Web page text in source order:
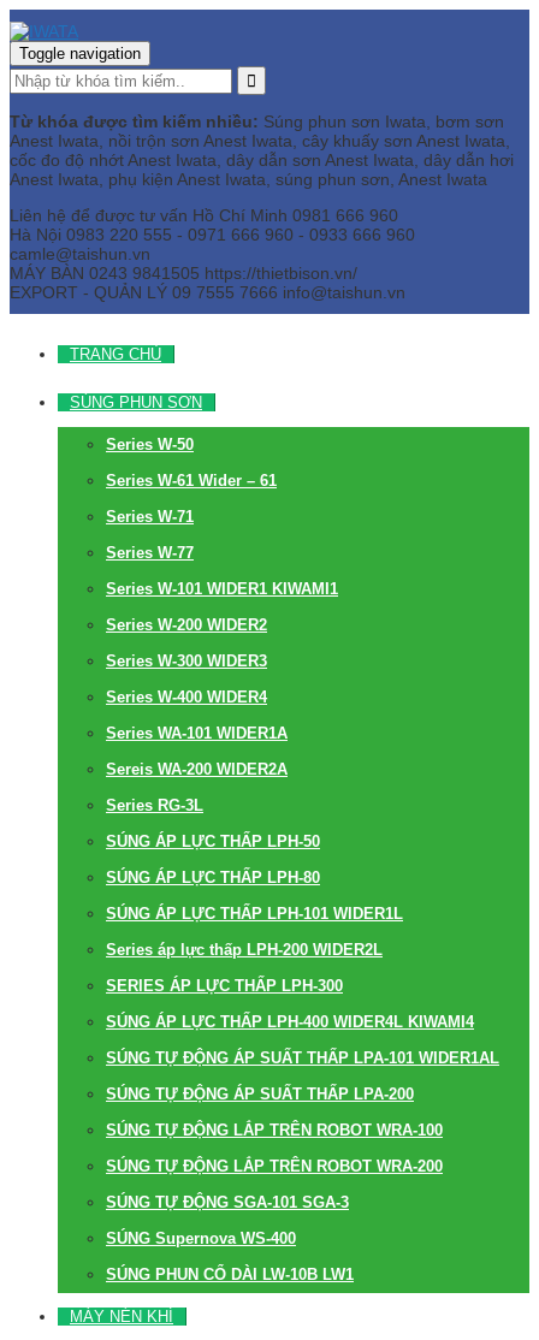
Toggle navigation
Từ khóa được tìm kiếm nhiều: Súng phun sơn Iwata, bơm sơn
Anest Iwata, nồi trộn sơn Anest Iwata, cây khuấy sơn Anest Iwata,
cốc đo độ nhớt Anest Iwata, dây dẫn sơn Anest Iwata, dây dẫn hơi
Anest Iwata, phụ kiện Anest Iwata, súng phun sơn, Anest Iwata
Liên hệ để được tư vấn Hồ Chí Minh 0981 666 960
Hà Nội 0983 220 555 - 0971 666 960 - 0933 666 960
camle@taishun.vn
MÁY BÀN 0243 9841505 https://thietbison.vn/
EXPORT - QUẢN LÝ 09 7555 7666 info@taishun.vn
TRANG CHỦ
SÚNG PHUN SƠN
Series W-50
Series W-61 Wider – 61
Series W-71
Series W-77
Series W-101 WIDER1 KIWAMI1
Series W-200 WIDER2
Series W-300 WIDER3
Series W-400 WIDER4
Series WA-101 WIDER1A
Sereis WA-200 WIDER2A
Series RG-3L
SÚNG ÁP LỰC THẤP LPH-50
SÚNG ÁP LỰC THẤP LPH-80
SÚNG ÁP LỰC THẤP LPH-101 WIDER1L
Series áp lực thấp LPH-200 WIDER2L
SERIES ÁP LỰC THẤP LPH-300
SÚNG ÁP LỰC THẤP LPH-400 WIDER4L KIWAMI4
SÚNG TỰ ĐỘNG ÁP SUẤT THẤP LPA-101 WIDER1AL
SÚNG TỰ ĐỘNG ÁP SUẤT THẤP LPA-200
SÚNG TỰ ĐỘNG LẮP TRÊN ROBOT WRA-100
SÚNG TỰ ĐỘNG LẮP TRÊN ROBOT WRA-200
SÚNG TỰ ĐỘNG SGA-101 SGA-3
SÚNG Supernova WS-400
SÚNG PHUN CỔ DÀI LW-10B LW1
MÁY NÉN KHÍ